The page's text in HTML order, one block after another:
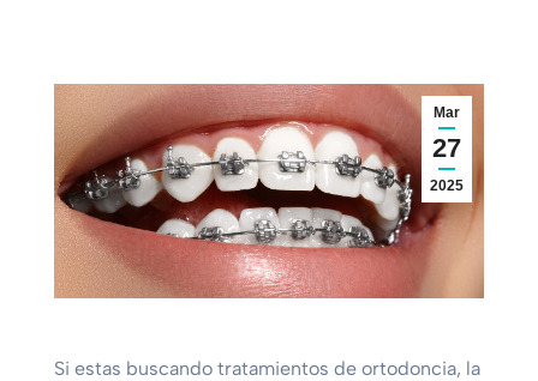
Mar
27
2025
Si estas buscando tratamientos de ortodoncia, la